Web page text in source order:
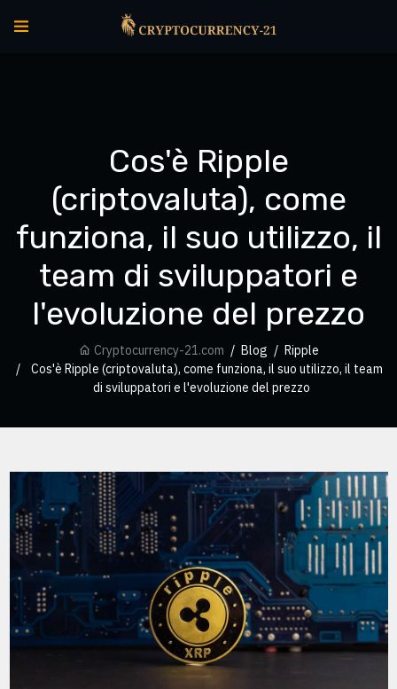
Cos'è Ripple
(criptovaluta), come
funziona, il suo utilizzo, il
team di sviluppatori e
l'evoluzione del prezzo
Cryptocurrency-21.com Blog
Ripple
Cos'è Ripple (criptovaluta), come funziona, il suo utilizzo, il team
di sviluppatori e l'evoluzione del prezzo